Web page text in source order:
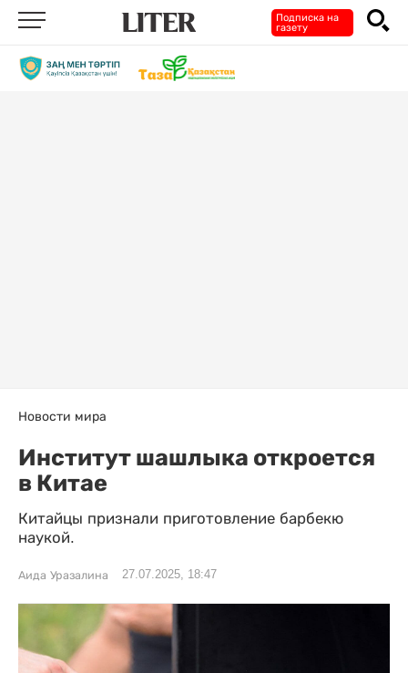
Подписка на
газету
Новости мира
Институт шашлыка откроется
в Китае
Китайцы признали приготовление барбекю
наукой.
Аида Уразалина 27.07.2025, 18:47